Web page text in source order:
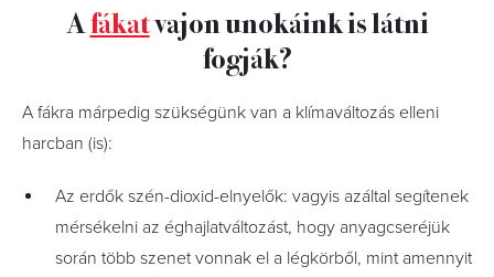
Afákatvajon unokáink is látni
fogják?
A fákra márpedig szükségünk van a klímaváltozás elleni
harcban (is):
Az erdők szén-dioxid-elnyelők: vagyis azáltal segítenek
mérsékelni az éghajlatváltozást, hogy anyagcseréjük
során több szenet vonnak el a légkörből, mint amennyit